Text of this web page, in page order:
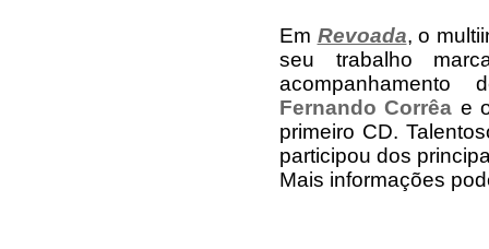
Em Revoada, o
seu trabalho
Fernando Corrêa e
primeiro CD.
participou dos
Mais informações